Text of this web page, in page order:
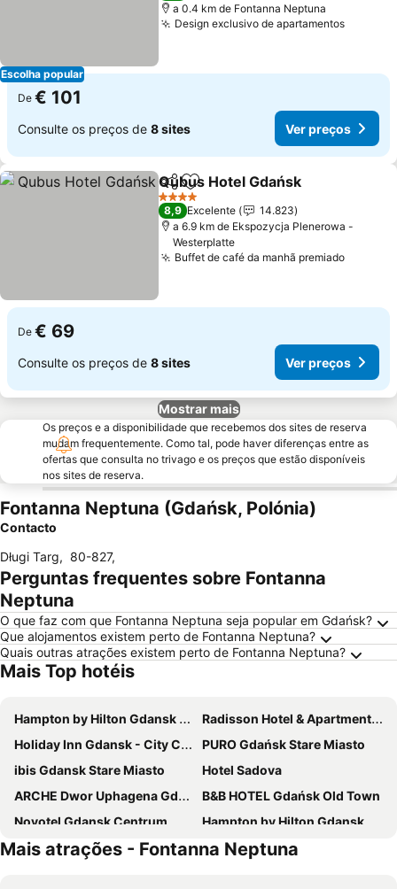
Escolha popular
a 0.4 km de Fontanna Neptuna
Design exclusivo de apartamentosVer
De € 101
Consulte os preços de 8 sites Ver preços
PartilharAdicionar aos favoritos
Qubus Hotel Gdańsk
4 Estrelas
8,9 Excelente
14.823
a 6.9 km de Ekspozycja Plenerowa -
Westerplatte
Buffet de café da manhã premiadoVer
De € 69
Consulte os preços de 8 sites Ver preços
Mostrar mais
Os preços e a disponibilidade que recebemos dos sites de reserva
mudam frequentemente. Como tal, pode haver diferenças entre as
ofertas que consulta no trivago e os preços que estão disponíveis
nos sites de reserva.
Fontanna Neptuna (Gdańsk, Polónia)
Contacto
Długi Targ, 80-827,
Perguntas frequentes sobre Fontanna
Neptuna
O que faz com que Fontanna Neptuna seja popular em Gdańsk?
Que alojamentos existem perto de Fontanna Neptuna?
Quais outras atrações existem perto de Fontanna Neptuna?
Mais Top hotéis
Hampton by Hilton Gdansk Old Town
Radisson Hotel & Apartments Gdansk
Holiday Inn Gdansk - City Centre By Ihg
PURO Gdańsk Stare Miasto
ibis Gdansk Stare Miasto
Hotel Sadova
ARCHE Dwor Uphagena Gdansk
B&B HOTEL Gdańsk Old Town
Novotel Gdansk Centrum
Hampton by Hilton Gdansk Airport
Mercure Gdansk Stare Miasto Q Hotel Grand Cru Gdańsk
Mais atrações - Fontanna Neptuna